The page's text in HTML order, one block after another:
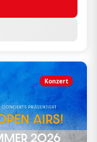
Konzert